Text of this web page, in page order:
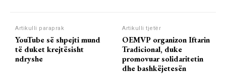
Artikulli paraprak
YouTube së shpejti mund
të duket krejtësisht
ndryshe
Artikulli tjetër
OEMVP organizon Iftarin
Tradicional, duke
promovuar solidaritetin
dhe bashkëjetesën